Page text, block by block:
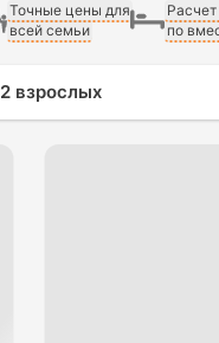
Точные цены для
всей семьи
по
2 взрослых